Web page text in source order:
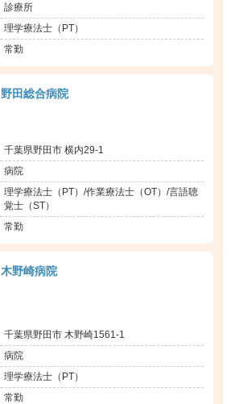
診療所
理学療法士（PT）
常勤
野田総合病院
千葉県野田市 横内29-1
病院
理学療法士（PT）/作業療法士（OT）/言語聴
覚士（ST）
常勤
木野崎病院
千葉県野田市 木野崎1561-1
病院
理学療法士（PT）
常勤